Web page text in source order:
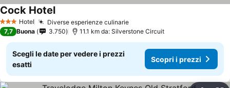
3 StelleHotel Diverse esperienze culinarie
Cock Hotel
7,7 Buona 3.750 11.1 km da: Silverstone Circuit
Scegli le date per vedere i prezzi
esatti
Scopri i prezzi